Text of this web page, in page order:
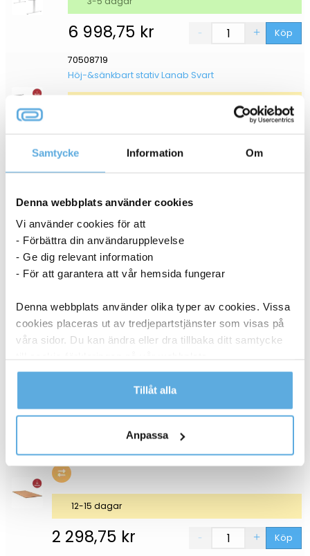
Samtycke Information Om
Denna webbplats använder cookies
Vi använder cookies för att
- Förbättra din användarupplevelse
- Ge dig relevant information
- För att garantera att vår hemsida fungerar
Denna webbplats använder olika typer av cookies. Vissa
cookies placeras ut av tredjepartstjänster som visas på
våra sidor. Du kan ändra eller dra tillbaka ditt samtycke
Läs mer i vår integritetspolicy om vilka vi är, hur du
kontaktar oss och på vilket sätt vi behandlar
Tillåt alla
Anpassa
6 998,75 kr Köp
70508719
Höj-&sänkbart stativ Lanab Svart
70508701
2 298,75 kr
3-5 dagar
Bordsskiva Lanab Laminat Björk 1600x800mm
70508700
2 298,75kr Köp
Bordsskiva Lanab Laminat Bok 1600x800mm
70508699
2 298,75 kr Köp
12-15 dagar